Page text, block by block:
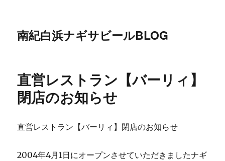
南紀白浜ナギサビールBLOG
直営レストラン【バーリィ】
閉店のお知らせ
直営レストラン【バーリィ】閉店のお知らせ
2004年4月1日にオープンさせていただきましたナギ